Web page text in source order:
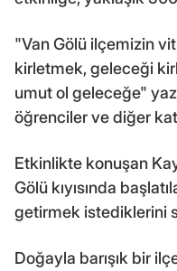
"Van Gölü ilçemizin
kirletmek, geleceği
umut ol geleceğe"
öğrenciler ve diğer
Etkinlikte konuşan
Gölü kıyısında
getirmek istediklerini
Doğayla barışık bir